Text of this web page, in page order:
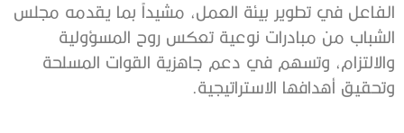
الفاعل في تطوير بيئة العمل، مشيداً بما يقدمه مجلس
الشباب من مبادرات نوعية تعكس روح المسؤولية
والالتزام، وتسهم في دعم جاهزية القوات المسلحة
وتحقيق أهدافها الاستراتيجية.